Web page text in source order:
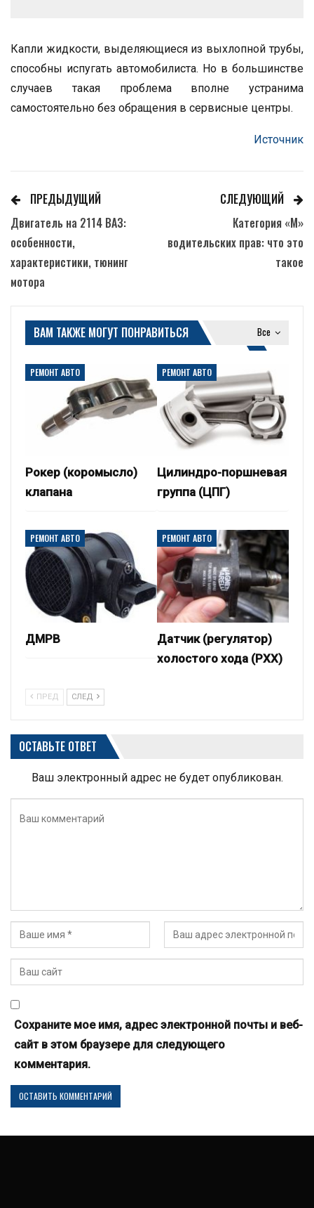
Капли жидкости, выделяющиеся из выхлопной трубы,
способны испугать автомобилиста. Но в большинстве
случаев такая проблема вполне устранима
самостоятельно без обращения в сервисные центры.
Источник
ПРЕДЫДУЩИЙ
Двигатель на 2114 ВАЗ:
особенности,
характеристики, тюнинг
мотора
СЛЕДУЮЩИЙ
Категория «М»
водительских прав: что это
такое
Все
ВАМ ТАКЖЕ МОГУТ ПОНРАВИТЬСЯ
РЕМОНТ АВТО
Рокер (коромысло)
клапана
РЕМОНТ АВТО
Цилиндро-поршневая
группа (ЦПГ)
РЕМОНТ АВТО
ДМРВ
РЕМОНТ АВТО
Датчик (регулятор)
холостого хода (РХХ)
ПРЕД СЛЕД
ОСТАВЬТЕ ОТВЕТ
Ваш электронный адрес не будет опубликован.
Сохраните мое имя, адрес электронной почты и веб-
сайт в этом браузере для следующего
комментария.